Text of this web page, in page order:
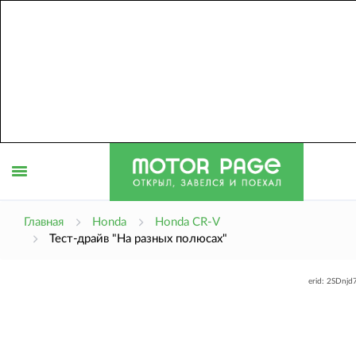
Главная Honda
Honda CR-V
Тест-драйв "На разных полюсах"
erid: